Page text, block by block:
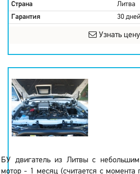
Страна
Литва
Гарантия
30 дней
Узнать цену
БУ двигатель из Литвы с
мотор - 1 месяц (считается с момента